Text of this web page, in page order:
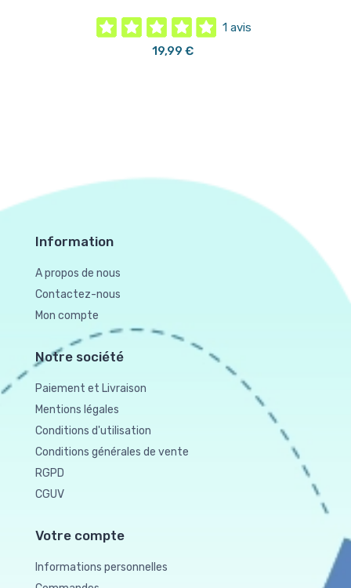
1 avis
19,99 €
Information
A propos de nous
Contactez-nous
Mon compte
Notre société
Paiement et Livraison
Mentions légales
Conditions d'utilisation
Conditions générales de vente
RGPD
CGUV
Votre compte
Informations personnelles